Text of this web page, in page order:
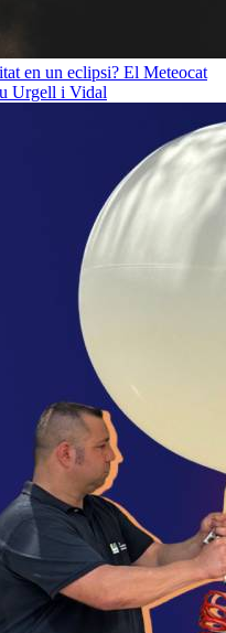
en un eclipsi? El Meteocat
Urgell i Vidal